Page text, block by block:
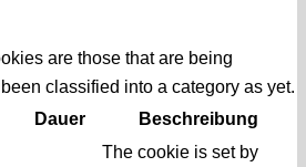
are those that are being
classified into a category as yet.
Dauer
Beschreibung
The cookie is set by